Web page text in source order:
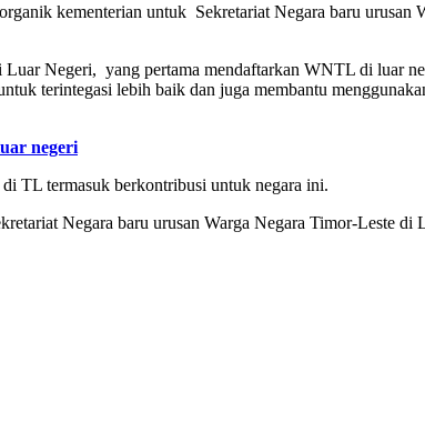
kementerian untuk Sekretariat Negara baru
Negeri, yang pertama mendaftarkan WNTL di luar
terintegasi lebih baik dan juga membantu
negeri
TL termasuk berkontribusi untuk negara ini.
Negara baru urusan Warga Negara Timor-Leste di